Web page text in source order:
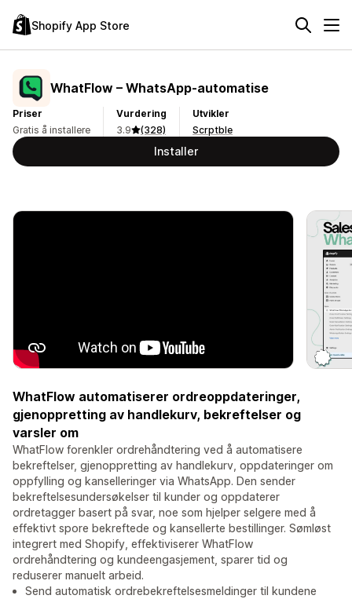
Shopify App Store
WhatFlow – WhatsApp‑automatise
Priser
Gratis å installere
Vurdering
3.9
(328)
Utvikler
Scrptble
Installer
WhatFlow automatiserer ordreoppdateringer,
gjenoppretting av handlekurv, bekreftelser og
varsler om
WhatFlow forenkler ordrehåndtering ved å automatisere
bekreftelser, gjenoppretting av handlekurv, oppdateringer om
oppfylling og kanselleringer via WhatsApp. Den sender
bekreftelsesundersøkelser til kunder og oppdaterer
ordretagger basert på svar, noe som hjelper selgere med å
effektivt spore bekreftede og kansellerte bestillinger. Sømløst
integrert med Shopify, effektiviserer WhatFlow
ordrehåndtering og kundeengasjement, sparer tid og
reduserer manuelt arbeid.
Send automatisk ordrebekreftelsesmeldinger til kundene